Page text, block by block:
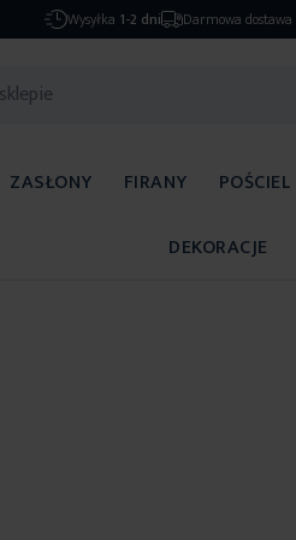
Wysyłka 1-2 dni Darmowa dostawa
ZASŁONY FIRANY POŚCIEL
DEKORACJE